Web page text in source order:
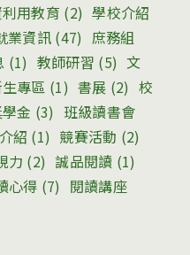
用教育 (2) 學校介紹
業資訊 (47) 庶務組
(1) 教師研習 (5) 文
專區 (1) 書展 (2) 校
金 (3) 班級讀書會
紹 (1) 競賽活動 (2)
力 (2) 誠品閱讀 (1)
心得 (7) 閱讀講座